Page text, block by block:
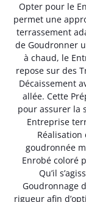
Opter pour le
permet une
terrassement
de Goudronner
à chaud, le
repose sur des
Décaissement
allée. Cette
pour assurer la
Entreprise
goudronnée
Enrobé coloré
Qu’il
Goudronnage
rigueur afin